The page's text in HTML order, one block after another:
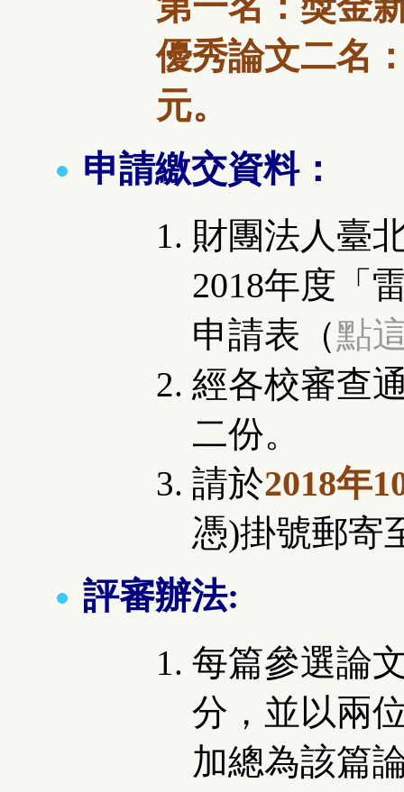
優秀論文二名
元。
申請繳交資料：
財團法人臺
2018年度 「
申請表（點
經各校審查
二份。
請於2018年
憑)掛號郵寄
評審辦法:
每篇參選論
分，並以兩
加總為該篇